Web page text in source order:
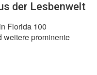
der Lesbenwelt
Florida 100
weitere prominente